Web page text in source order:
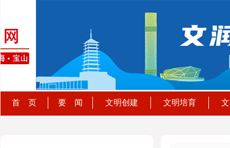
首 页 要 闻 文明创建 文明培育